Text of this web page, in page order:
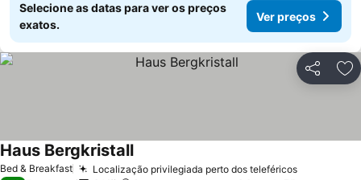
Selecione as datas para ver os preços
exatos.
Ver preços
Partilhar
Bed & Breakfast Localização privilegiada perto dos teleféricos
Haus Bergkristall